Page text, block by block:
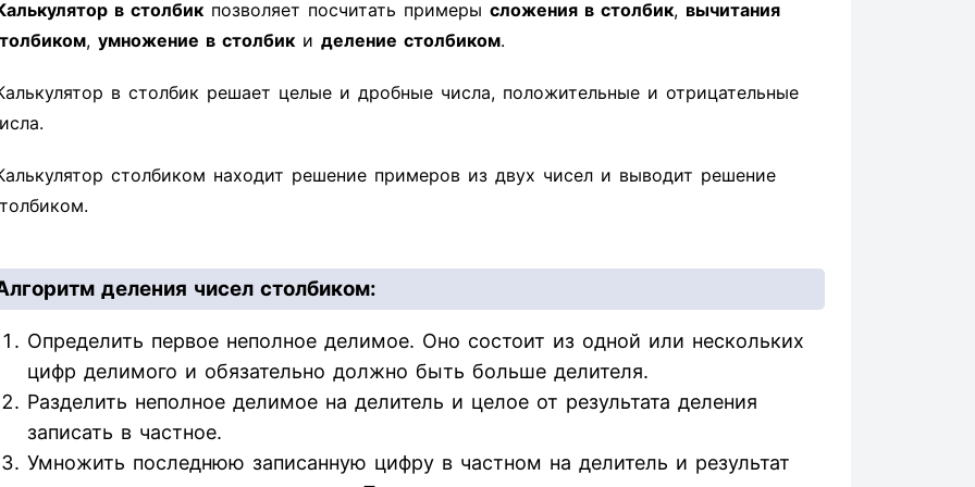
в столбик позволяет посчитать примеры сложения в столбик, вычитания
, умножение в столбик и деление столбиком.
в столбик решает целые и дробные числа, положительные и отрицательные
столбиком находит решение примеров из двух чисел и выводит решение
деления чисел столбиком:
Определить первое неполное делимое. Оно состоит из одной или нескольких
цифр делимого и обязательно должно быть больше делителя.
Разделить неполное делимое на делитель и целое от результата деления
записать в частное.
Умножить последнюю записанную цифру в частном на делитель и результат